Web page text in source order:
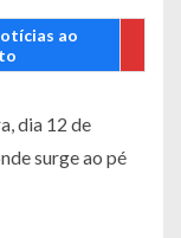
ao
dia 12 de
surge ao pé